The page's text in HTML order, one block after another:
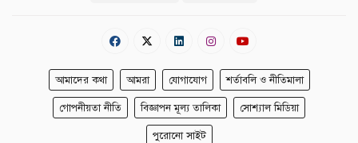
আমাদের কথা আমরা যোগাযোগ শর্তাবলি ও নীতিমালা
গোপনীয়তা নীতি বিজ্ঞাপন মূল্য তালিকা সোশ্যাল মিডিয়া
পুরোনো সাইট